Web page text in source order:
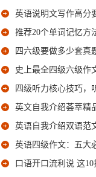
英语说明文写作高分
推荐20个单词记忆方
四六级要做多少套真
史上最全四级六级作
四级听力核心技巧，
英文自我介绍荟萃精
英语自我介绍双语范
英语四级作文：五大
口语开口流利说 这